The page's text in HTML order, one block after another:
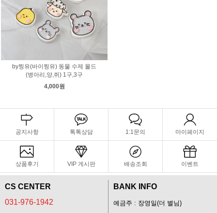
by찡유(바이찡유) 동물 수제 몰드
(병아리,양,쥐) 1구,3구
4,000원
공지사항 톡톡상담 1:1문의 마이페이지
상품후기 VIP 게시판 배송조회 이벤트
CS CENTER
031-976-1942
BANK INFO
예금주 : 장영일(더 별님)